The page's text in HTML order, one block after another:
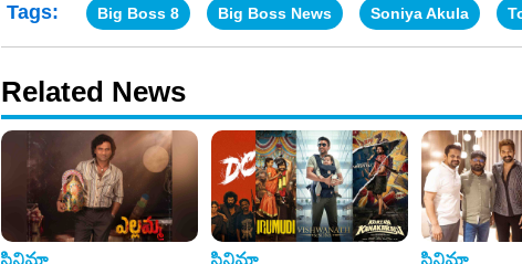
Tags: Big Boss 8 Big Boss News Soniya Akula
Related News